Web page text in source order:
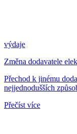
výdaje
Změna dodavatele
Přechod k jinému
nejjednodušších
Přečíst více